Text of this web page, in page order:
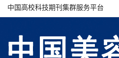
中国高校科技期刊集群服务平台